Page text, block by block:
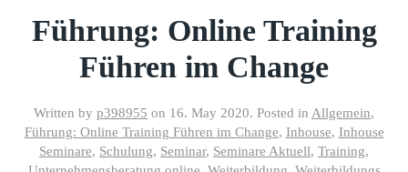
Führung: Online Training
Führen im Change
Written by p398955 on 16. May 2020. Posted in Allgemein,
Führung: Online Training Führen im Change, Inhouse, Inhouse
Seminare, Schulung, Seminar, Seminare Aktuell, Training,